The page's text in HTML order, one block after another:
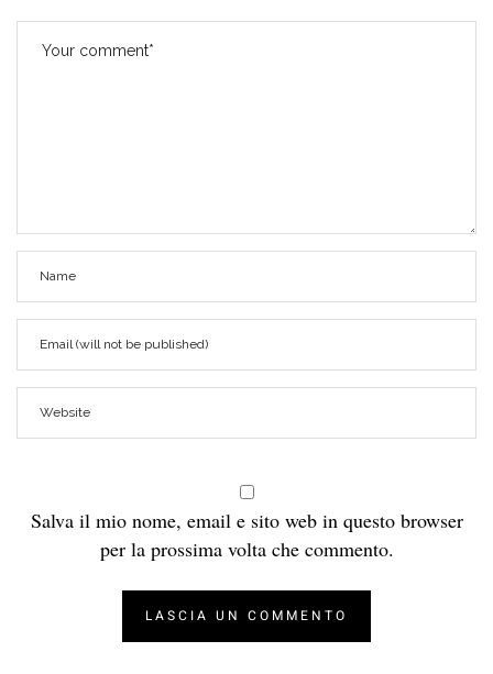
Salva il mio nome, email e sito web in questo browser
per la prossima volta che commento.